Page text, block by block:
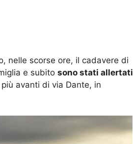
nelle scorse ore, il cadavere di
e subito sono stati allertati
avanti di via Dante, in